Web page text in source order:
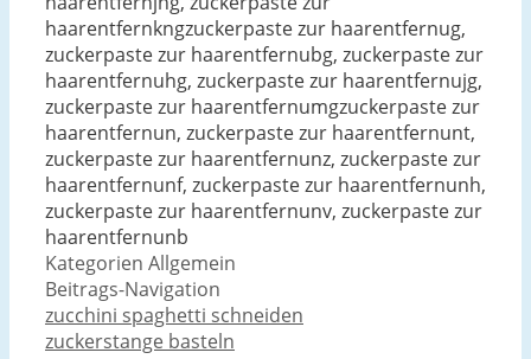
haarentfernkngzuckerpaste zur haarentfernug,
zuckerpaste zur haarentfernubg, zuckerpaste zur
haarentfernuhg, zuckerpaste zur haarentfernujg,
zuckerpaste zur haarentfernumgzuckerpaste zur
haarentfernun, zuckerpaste zur haarentfernunt,
zuckerpaste zur haarentfernunz, zuckerpaste zur
haarentfernunf, zuckerpaste zur haarentfernunh,
zuckerpaste zur haarentfernunv, zuckerpaste zur
haarentfernunb
Kategorien Allgemein
Beitrags-Navigation
zucchini spaghetti schneiden
zuckerstange basteln